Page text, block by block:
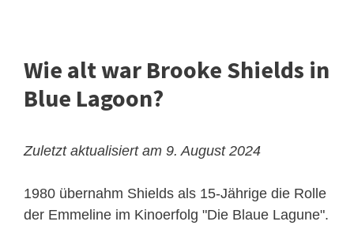
Wie alt war Brooke Shields in
Blue Lagoon?
Zuletzt aktualisiert am 9. August 2024
1980 übernahm Shields als 15-Jährige die Rolle
der Emmeline im Kinoerfolg "Die Blaue Lagune".